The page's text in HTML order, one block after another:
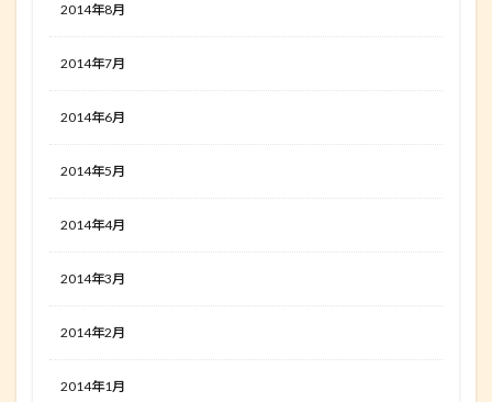
2014年8月
2014年7月
2014年6月
2014年5月
2014年4月
2014年3月
2014年2月
2014年1月